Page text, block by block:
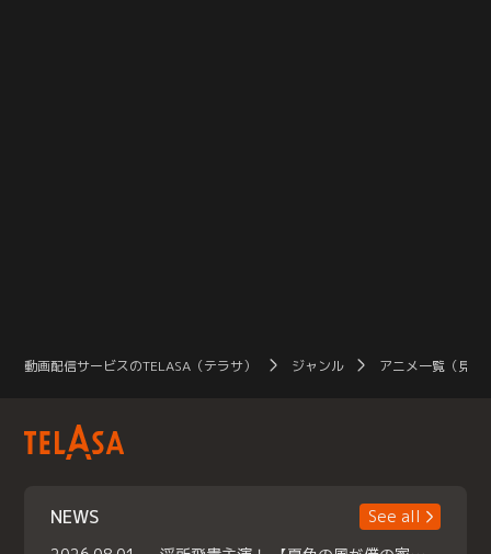
動画配信サービスのTELASA（テラサ） ジャンル アニメ一覧（見放
NEWS
See all